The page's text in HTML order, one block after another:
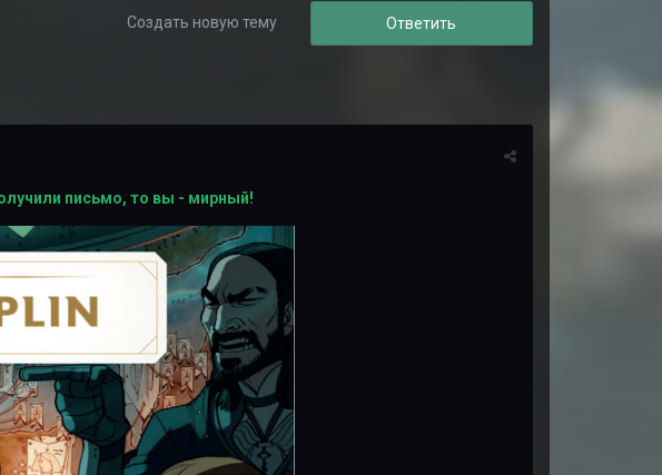
Ответить
Создать новую тему
письмо, то вы - мирный!